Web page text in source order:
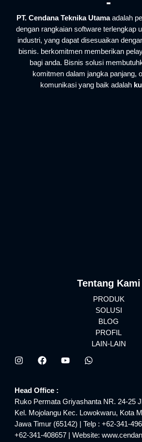
PT. Cendana Teknika Utamaadalah
dengan rangkaian software terlengkap
industri, yang dapat disesuaikan
bisnis. berkomitmen memberikan
bagi anda. Bisnis solusi
komitmen dalam jangka panjang,
komunikasi yang baik adalah
Tentang Kami
PRODUK
SOLUSI
BLOG
PROFIL
LAIN-LAIN
Head Office :
Ruko Permata Griyashanta NR. 24-25
Kel. Mojolangu Kec. Lowokwaru, Kota
Jawa Timur (65142) | Telp : +62-341-
+62-341-408657 | Website: